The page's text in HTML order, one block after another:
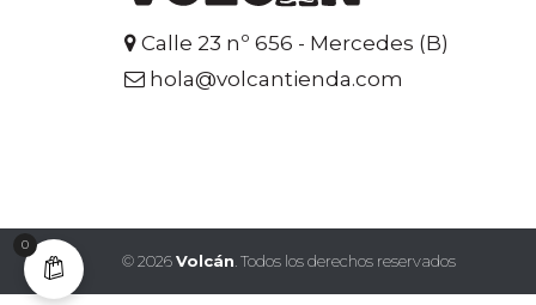
Calle 23 nº 656 - Mercedes (B)
hola@volcantienda.com
©2026Volcán. Todos los derechos reservados
0